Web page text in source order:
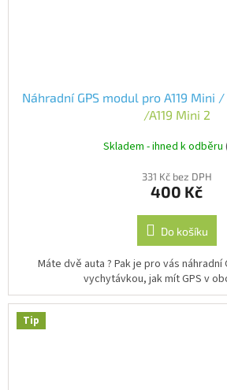
Náhradní GPS modul pro A119 Mini
/A119 Mini 2
Skladem - ihned k odběru
331 Kč bez DPH
400 Kč
Do košíku
Máte dvě auta ? Pak je pro vás náhradní
vychytávkou, jak mít GPS v
Tip